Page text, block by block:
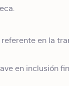
en la
en inclusión